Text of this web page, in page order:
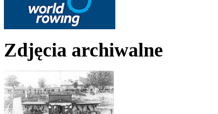
Zdjęcia archiwalne